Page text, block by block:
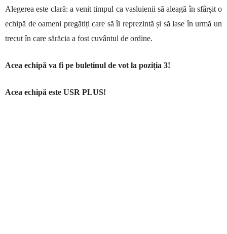
Alegerea este clară: a venit timpul ca vasluienii să aleagă în sfârșit o
echipă de oameni pregătiți care să îi reprezintă și să lase în urmă un
trecut în care sărăcia a fost cuvântul de ordine.
Acea echipă va fi pe buletinul de vot la poziția 3!
Acea echipă este USR PLUS!